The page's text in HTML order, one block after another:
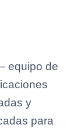
equipo de
y
para